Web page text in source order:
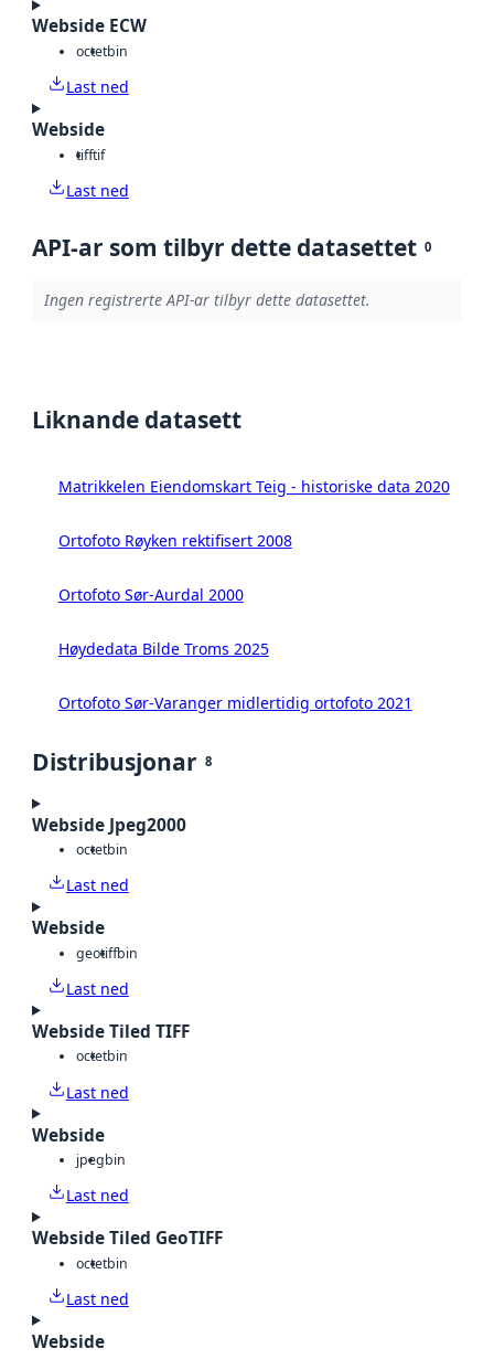
Webside ECW
octetbin
Last ned
Webside
tifftif
Last ned
API-ar som tilbyr dette datasettet 0
Ingen registrerte API-ar tilbyr dette datasettet.
Liknande datasett
Matrikkelen Eiendomskart Teig - historiske data 2020
Ortofoto Røyken rektifisert 2008
Ortofoto Sør-Aurdal 2000
Høydedata Bilde Troms 2025
Ortofoto Sør-Varanger midlertidig ortofoto 2021
Distribusjonar 8
Webside Jpeg2000
octetbin
Last ned
Webside
geotiffbin
Last ned
Webside Tiled TIFF
octetbin
Last ned
Webside
jpegbin
Last ned
Webside Tiled GeoTIFF
octetbin
Last ned
Webside